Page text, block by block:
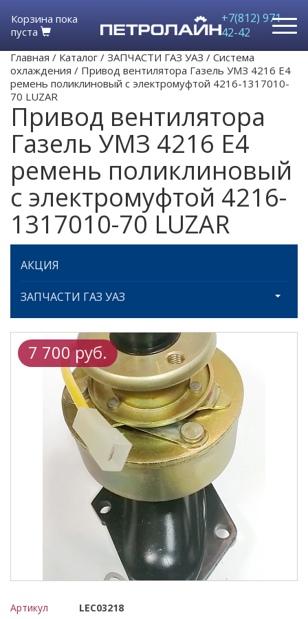
Корзина пока
пуста
+7(812) 971-
42-42
Главная / Каталог / ЗАПЧАСТИ ГАЗ УАЗ / Система
охлаждения / Привод вентилятора Газель УМЗ 4216 Е4
ремень поликлиновый с электромуфтой 4216-1317010-
70 LUZAR
Привод вентилятора
Газель УМЗ 4216 Е4
ремень поликлиновый
с электромуфтой 4216-
1317010-70 LUZAR
АКЦИЯ
ЗАПЧАСТИ ГАЗ УАЗ
7 700 руб.
Артикул
LEC03218